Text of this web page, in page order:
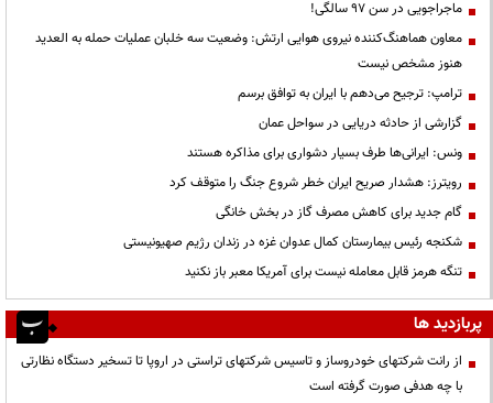
ماجراجویی در سن ۹۷ سالگی!
معاون هماهنگ‌کننده نیروی هوایی ارتش: وضعیت سه خلبان عملیات حمله به العدید
هنوز مشخص نیست
ترامپ: ترجیح می‌دهم با ایران به توافق برسم
گزارشی از حادثه دریایی در سواحل عمان
ونس: ایرانی‌ها طرف بسیار دشواری برای مذاکره هستند
رویترز: هشدار صریح ایران خطر شروع جنگ را متوقف کرد
گام جدید برای کاهش مصرف گاز در بخش خانگی
شکنجه رئیس بیمارستان کمال عدوان غزه در زندان رژیم صهیونیستی
تنگه هرمز قابل معامله نیست برای آمریکا معبر باز نکنید
پربازدید ها
از رانت‌ شرکتهای خودروساز و تاسیس شرکتهای تراستی در اروپا تا تسخیر دستگاه نظارتی
با چه هدفی صورت گرفته است